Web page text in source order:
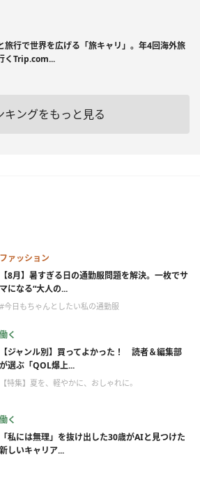
旅行で世界を広げる「旅キャリ」。年4回海外旅
くTrip.com...
キングをもっと見る
ファッション
【8月】暑すぎる日の通勤服問題を解決。一枚でサ
マになる“大人の...
#今日もちゃんとしたい私の通勤服
働く
【ジャンル別】買ってよかった！ 読者＆編集部
が選ぶ「QOL爆上...
【特集】夏を、軽やかに、おしゃれに。
働く
「私には無理」を抜け出した30歳がAIと見つけた
新しいキャリア...